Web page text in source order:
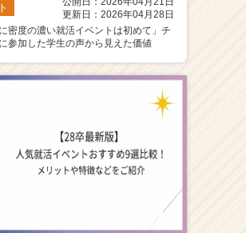
更新日：2026年04月28日
に密度の濃い就活イベントは初めて」チ
参加した学生の声から見えた価値